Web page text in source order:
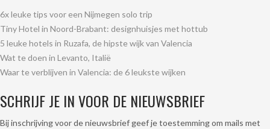
6x leuke tips voor een Nijmegen solo trip
Tiny Hotel in Noord-Brabant: designhuisjes met hottub
5 leuke hotels in Ruzafa, de hipste wijk van Valencia
Wat te doen in Levanto, Italië
Waar te verblijven in Valencia: de 6 leukste wijken
SCHRIJF JE IN VOOR DE NIEUWSBRIEF
Bij inschrijving voor de nieuwsbrief geef je toestemming om mails met